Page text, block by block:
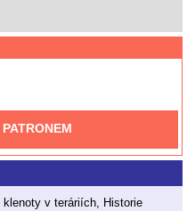
klenoty v teráriích, Historie